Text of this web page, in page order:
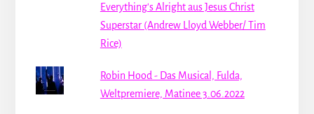
Everything's Alright aus Jesus Christ
Superstar (Andrew Lloyd Webber/ Tim
Rice)
Robin Hood - Das Musical, Fulda,
Weltpremiere, Matinee 3.06.2022